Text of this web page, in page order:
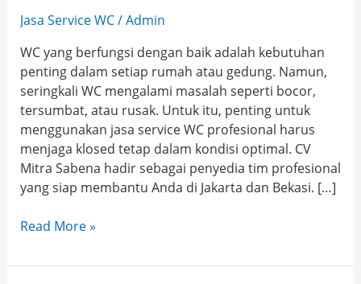
Jasa Service WC/Admin
WC yang berfungsi dengan baik adalah kebutuhan
penting dalam setiap rumah atau gedung. Namun,
seringkali WC mengalami masalah seperti bocor,
tersumbat, atau rusak. Untuk itu, penting untuk
menggunakan jasa service WC profesional harus
menjaga klosed tetap dalam kondisi optimal. CV
Mitra Sabena hadir sebagai penyedia tim profesional
yang siap membantu Anda di Jakarta dan Bekasi. […]
Read More »